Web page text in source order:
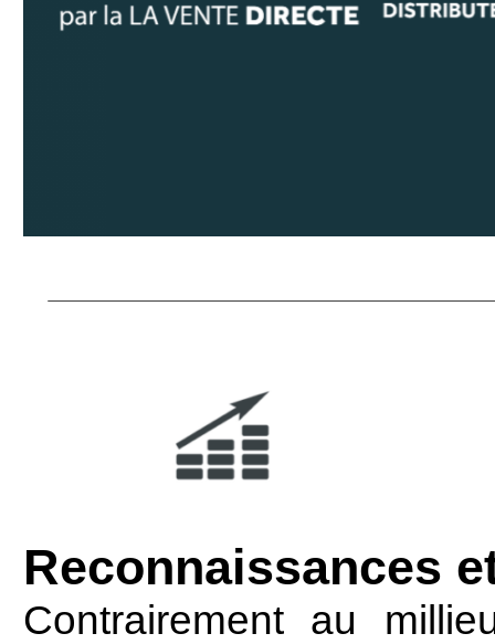
Reconnaissances
Contrairement au